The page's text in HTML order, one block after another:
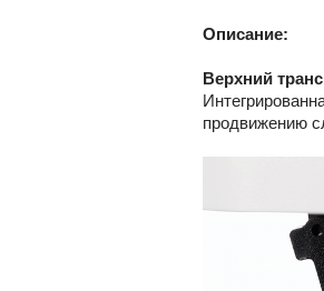
Описание:
Верхний
продвижению